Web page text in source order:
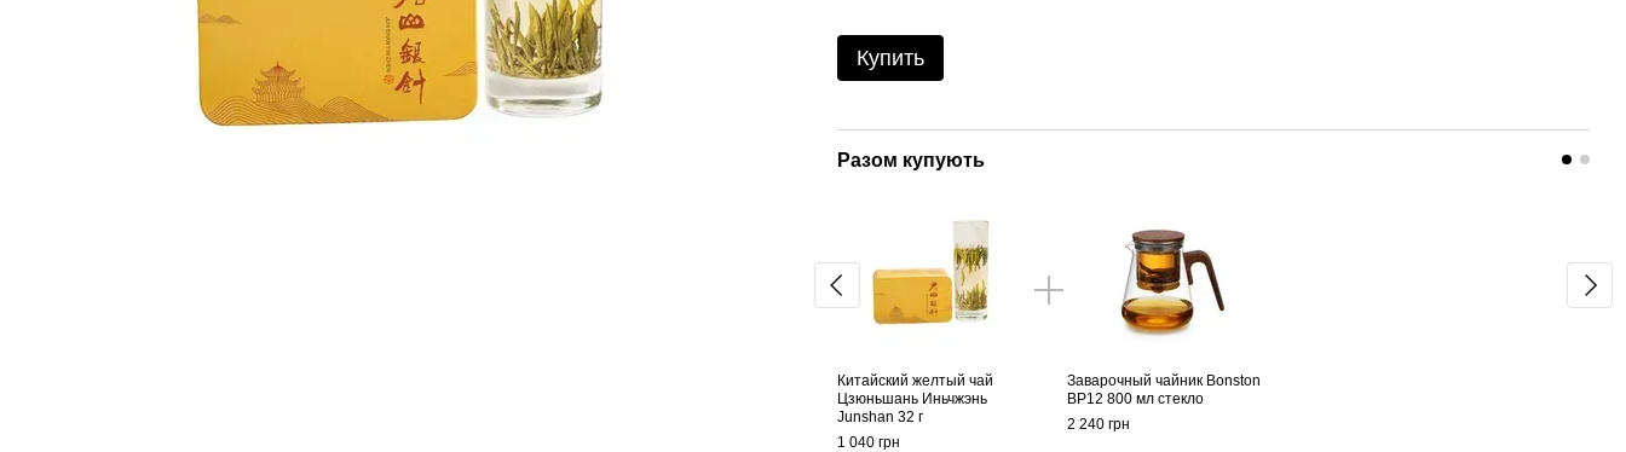
Купить
Разом купують
Китайский желтый чай
Цзюньшань Иньчжэнь
Junshan 32 г
1 040 грн
Заварочный чайник Bonston
BP12 800 мл стекло
2 240 грн